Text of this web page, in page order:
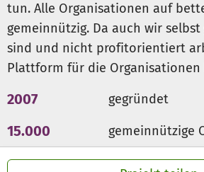
tun. Alle Organisationen auf
gemeinnützig. Da auch wir
sind und nicht profitorientiert
Plattform für die Organisationen
2007 gegründet
15.000 gemeinnützige
300 Mio € für den guten